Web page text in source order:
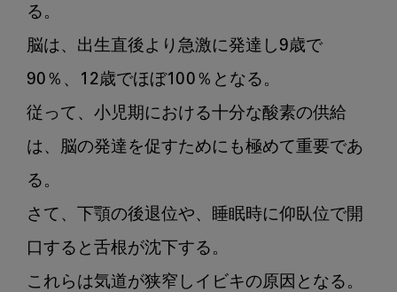
る。
脳は、出生直後より急激に発達し9歳で
90％、12歳でほぼ100％となる。
従って、小児期における十分な酸素の供給
は、脳の発達を促すためにも極めて重要であ
る。
さて、下顎の後退位や、睡眠時に仰臥位で開
口すると舌根が沈下する。
これらは気道が狭窄しイビキの原因となる。